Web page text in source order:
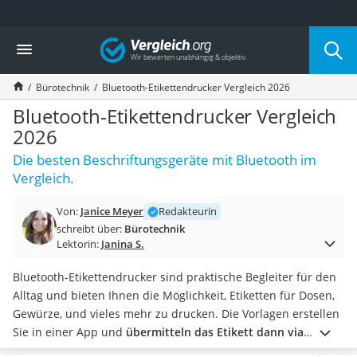
Die beliebtesten Vergleiche nach Kategorie
Wohnen
Matratzen-Topper
Matratzen
Konferenzlautsprecher
Tageslichtlampe
Badlüfter
Ergonomischer Bürostuhl
Bürohocker
Ozongeneratoren
Akku-Tischlampe
Konferenzmikrofon
Klappmatratze
Duschkopf mit Kalkfilter
Aktenvernichter Sicherheitsstufe 4
Bettgitter
Spannbettlaken
Vergleich
Bürotechnik Bluetooth-Etikettendrucker Vergleich 2026
Bluetooth-Etikettendrucker Vergleich
2026
Die besten Beschriftungsgeräte mit Bluetooth im
Vergleich.
Von: Janice Meyer
Redakteurin
schreibt über: Bürotechnik
Lektorin: Janina S.
Bluetooth-Etikettendrucker sind praktische Begleiter für den
Alltag und bieten Ihnen die Möglichkeit, Etiketten für Dosen,
Gewürze, und vieles mehr zu drucken. Die Vorlagen erstellen
Sie in einer App und übermitteln das Etikett dann via
Bluetooth. Die besten Geräte haben Online-Tests zufolge